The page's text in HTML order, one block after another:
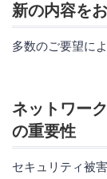
新の内容を
多数のご要望に
ネットワー
の重要性
セキュリティ被